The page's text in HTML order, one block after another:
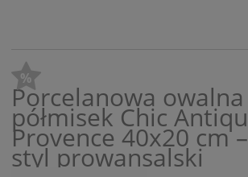
Porcelanowa
półmisek Chic
Provence 40x20 cm
styl prowansalski